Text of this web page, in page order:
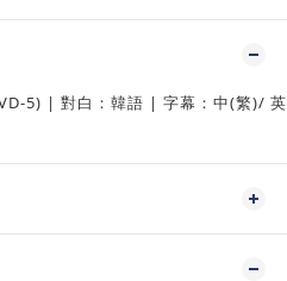
5) | 對白：韓語 | 字幕：中(繁)/ 英